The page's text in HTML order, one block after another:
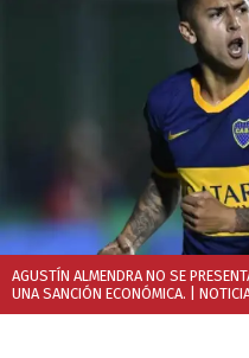
AGUSTÍN ALMENDRA NO SE
UNA SANCIÓN ECONÓMICA. |